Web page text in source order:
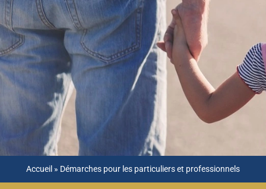
Accueil » Démarches pour les particuliers et professionnels